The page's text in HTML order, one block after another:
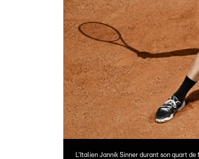
L'Italien Jannik Sinner durant son quart